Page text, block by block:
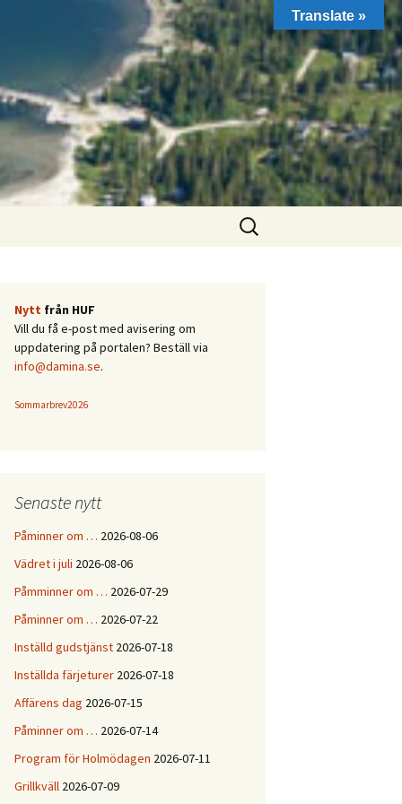
Sök
efter:
Nytt från HUF
Vill du få e-post med avisering om
uppdatering på portalen? Beställ via
info@damina.se.
Sommarbrev2026
Senaste nytt
Påminner om … 2026-08-06
Vädret i juli 2026-08-06
Påmminner om … 2026-07-29
Påminner om … 2026-07-22
Inställd gudstjänst 2026-07-18
Inställda färjeturer 2026-07-18
Affärens dag 2026-07-15
Påminner om … 2026-07-14
Program för Holmödagen 2026-07-11
Grillkväll 2026-07-09
Translate »